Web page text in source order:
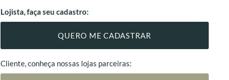
Lojista, faça seu cadastro:
QUERO ME CADASTRAR
Cliente, conheça nossas lojas parceiras: